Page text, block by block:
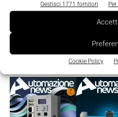
Gestisci 1771 fornitori
Cookie Policy
Edicola